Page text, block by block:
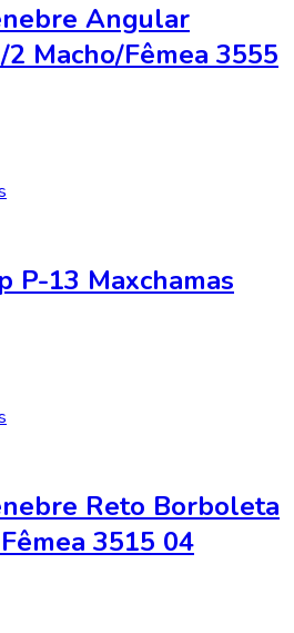
Angular
Macho/Fêmea 3555
P-13 Maxchamas
Reto Borboleta
3515 04